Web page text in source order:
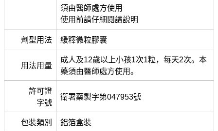
須由醫師處方使用
使用前請仔細閱讀說明
劑型用法 緩釋微粒膠囊
用法用量
成人及12歲以上小孩1次1粒，每天2次。本
藥須由醫師處方使用。
許可證
字號
衛署藥製字第047953號
包裝類別 鋁箔盒裝